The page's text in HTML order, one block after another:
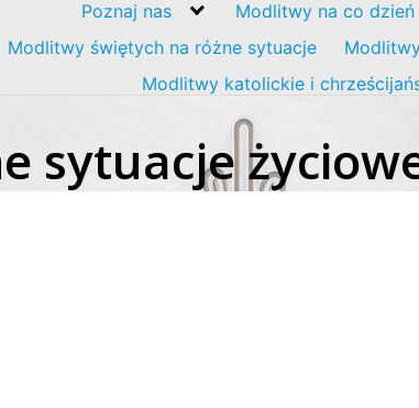
Poznaj nas Modlitwy na co dzień
Modlitwy świętych na różne sytuacje
Modlitwy katolickie i
sytuacje